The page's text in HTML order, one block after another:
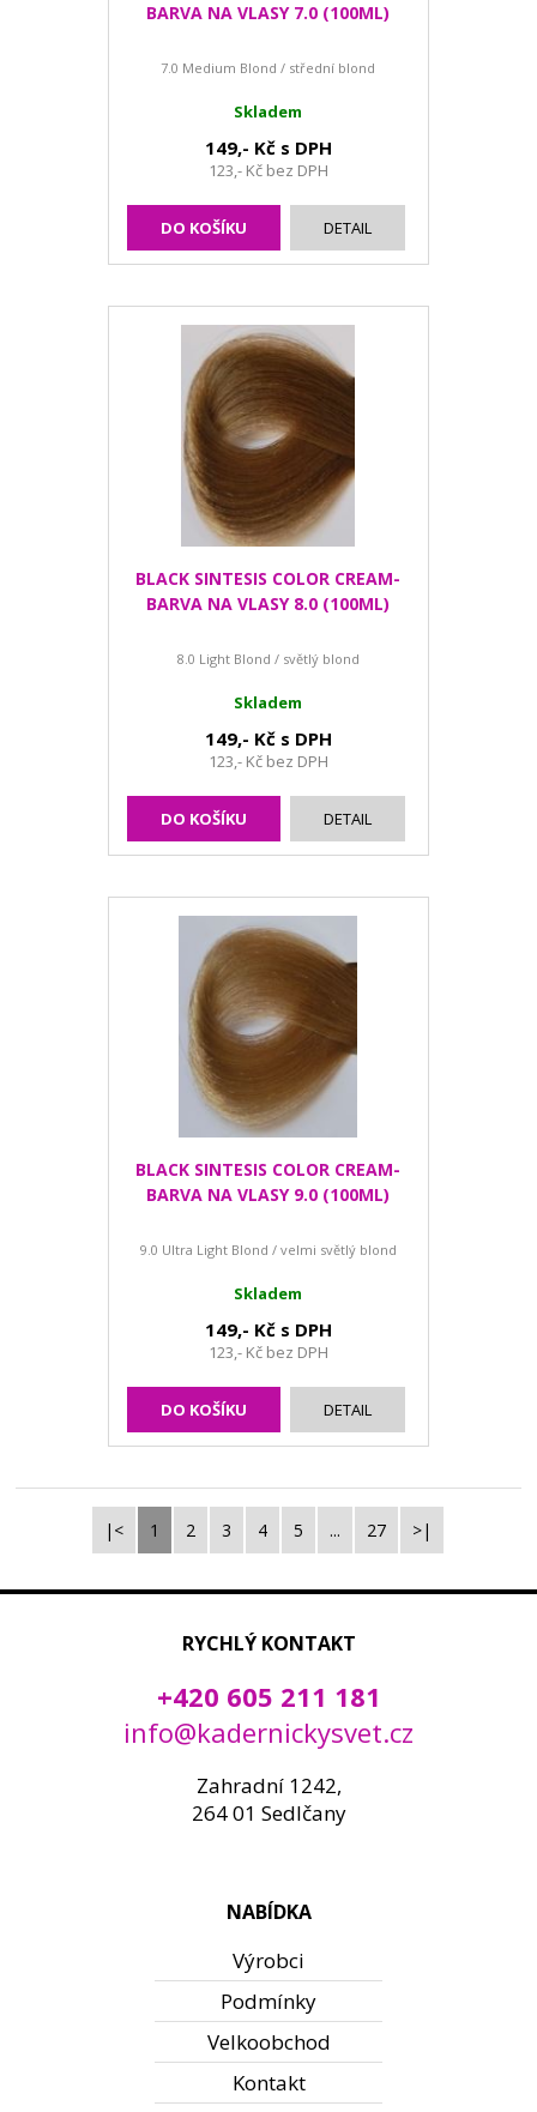
BARVA NA VLASY 7.0 (100ML)
7.0 Medium Blond / střední blond
Skladem
149,- Kč s DPH
123,- Kč bez DPH
DO KOŠÍKU DETAIL
BLACK SINTESIS COLOR CREAM-
BARVA NA VLASY 8.0 (100ML)
8.0 Light Blond / světlý blond
Skladem
149,- Kč s DPH
123,- Kč bez DPH
DO KOŠÍKU DETAIL
BLACK SINTESIS COLOR CREAM-
BARVA NA VLASY 9.0 (100ML)
9.0 Ultra Light Blond / velmi světlý blond
Skladem
149,- Kč s DPH
123,- Kč bez DPH
DO KOŠÍKU DETAIL
|< 1 2 3 4 5 ... 27 >|
RYCHLÝ KONTAKT
+420 605 211 181
info@kadernickysvet.cz
Zahradní 1242,
264 01 Sedlčany
NABÍDKA
Výrobci
Podmínky
Velkoobchod
Kontakt